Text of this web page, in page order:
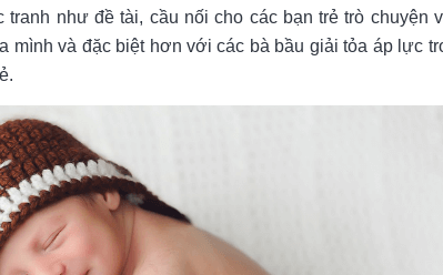
tranh như đề tài, cầu nối cho các bạn trẻ trò chuyện
mình và đặc biệt hơn với các bà bầu giải tỏa áp lực